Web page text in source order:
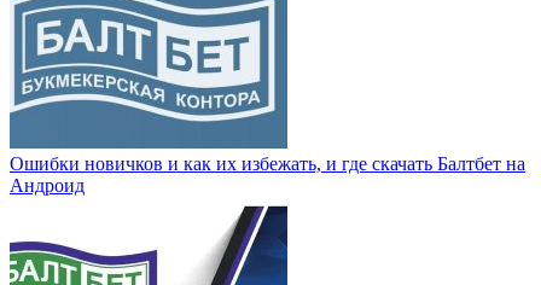
Ошибки новичков и как их избежать, и где скачать Балтбет на
Андроид